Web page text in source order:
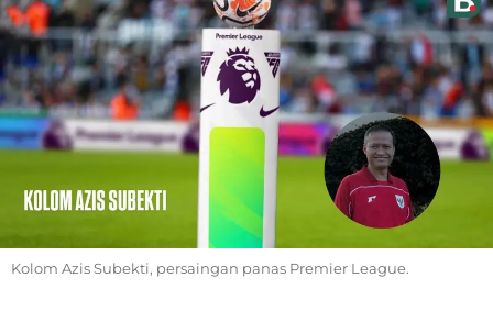
Kolom Azis Subekti, persaingan panas Premier League.